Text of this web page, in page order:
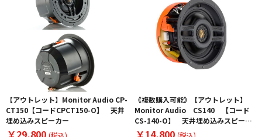
【アウトレット】Monitor Audio CP-
CT150【コードCPCT150-O】 天井
埋め込みスピーカー
￥29,800 (税込)
《複数購入可能》【アウトレット】
Monitor Audio CS140 【コード
CS-140-O】 天井埋め込みスピーカ
ー
￥14,800 (税込)